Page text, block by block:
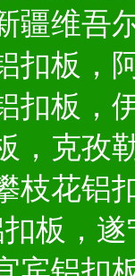
疆维吾
扣板，
扣板，
，克孜
枝花铝
板，